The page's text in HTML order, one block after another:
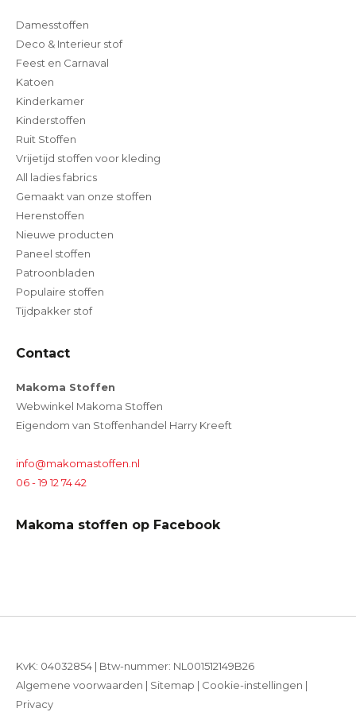
Damesstoffen
Deco & Interieur stof
Feest en Carnaval
Katoen
Kinderkamer
Kinderstoffen
Ruit Stoffen
Vrijetijd stoffen voor kleding
All ladies fabrics
Gemaakt van onze stoffen
Herenstoffen
Nieuwe producten
Paneel stoffen
Patroonbladen
Populaire stoffen
Tijdpakker stof
Contact
Makoma Stoffen
Webwinkel Makoma Stoffen
Eigendom van Stoffenhandel Harry Kreeft
info@makomastoffen.nl
06 - 19 12 74 42
Makoma stoffen op Facebook
KvK: 04032854 | Btw-nummer: NL001512149B26
Algemene voorwaarden | Sitemap | Cookie-instellingen |
Privacy